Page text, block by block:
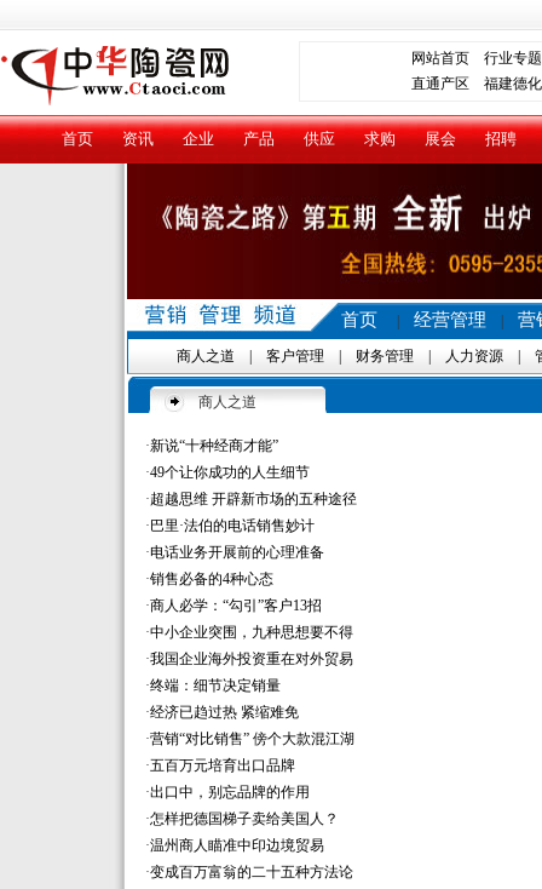
网站首页
行业专题
直通产区 福建德化
首页 资讯 企业 产品 供应 求购 展会 招聘
首页 经营管理 营
商人之道 客户管理 财务管理 人力资源
商人之道
·新说“十种经商才能”
·49个让你成功的人生细节
·超越思维 开辟新市场的五种途径
· 巴里·法伯的电话销售妙计
·电话业务开展前的心理准备
·销售必备的4种心态
·商人必学：“勾引”客户13招
·中小企业突围，九种思想要不得
·我国企业海外投资重在对外贸易
·终端：细节决定销量
·经济已趋过热 紧缩难免
·营销“对比销售” 傍个大款混江湖
·五百万元培育出口品牌
·出口中，别忘品牌的作用
·怎样把德国梯子卖给美国人？
·温州商人瞄准中印边境贸易
·变成百万富翁的二十五种方法论